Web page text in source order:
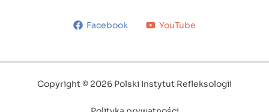
Facebook YouTube
Copyright © 2026 Polski Instytut Refleksologii